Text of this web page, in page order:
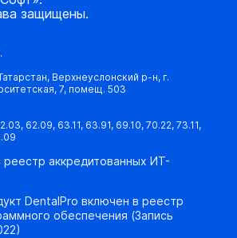
защищены.
Верхнеуслонский р-н, г.
7, помещ. 503
62.09, 63.11, 63.91, 69.10, 70.22, 73.11,
реестр аккредитованных ИТ-
DentalPro включен в реестр
обеспечения (Запись